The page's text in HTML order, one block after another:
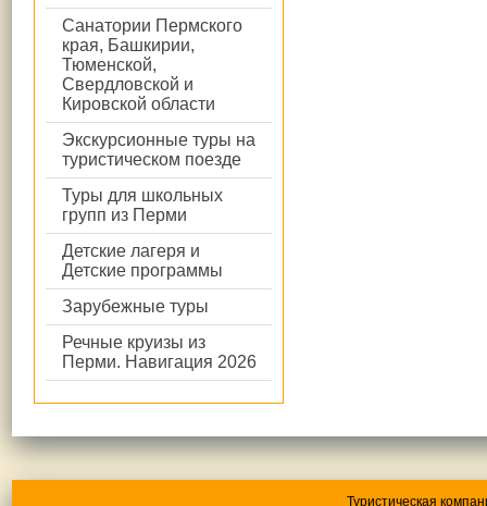
Санатории Пермского
края, Башкирии,
Тюменской,
Свердловской и
Кировской области
Экскурсионные туры на
туристическом поезде
Туры для школьных
групп из Перми
Детские лагеря и
Детские программы
Зарубежные туры
Речные круизы из
Перми. Навигация 2026
Туристическая